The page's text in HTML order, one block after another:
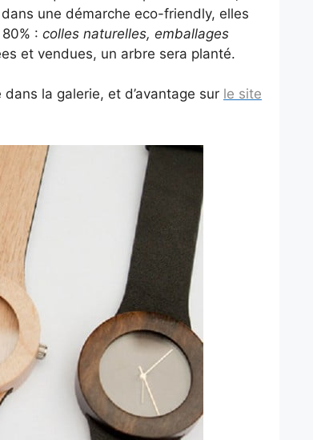
une démarche eco-friendly, elles
: colles naturelles, emballages
et vendues, un arbre sera planté.
la galerie, et d’avantage sur le site